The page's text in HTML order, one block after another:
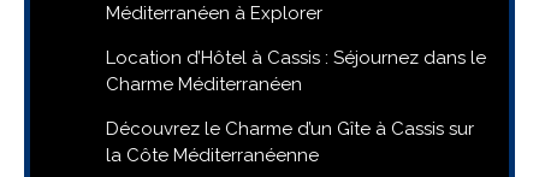
Méditerranéen à Explorer
Location d’Hôtel à Cassis : Séjournez dans le
Charme Méditerranéen
Découvrez le Charme d’un Gîte à Cassis sur
la Côte Méditerranéenne